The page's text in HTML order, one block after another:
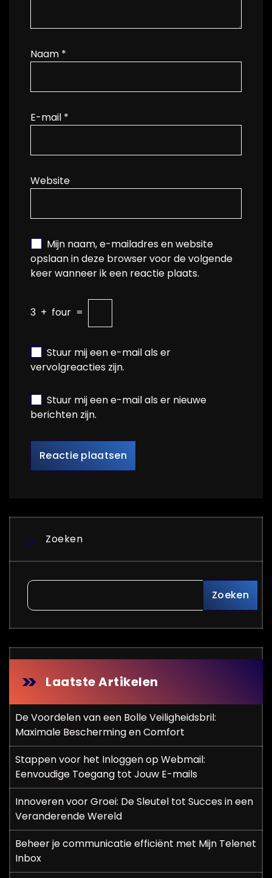
Naam *
E-mail *
Website
Mijn naam, e-mailadres en website
opslaan in deze browser voor de volgende
keer wanneer ik een reactie plaats.
3 + four =
Stuur mij een e-mail als er
vervolgreacties zijn.
Stuur mij een e-mail als er nieuwe
berichten zijn.
Zoeken
Zoeken
Laatste Artikelen
De Voordelen van een Bolle Veiligheidsbril:
Maximale Bescherming en Comfort
Stappen voor het Inloggen op Webmail:
Eenvoudige Toegang tot Jouw E-mails
Innoveren voor Groei: De Sleutel tot Succes in een
Veranderende Wereld
Beheer je communicatie efficiënt met Mijn Telenet
Inbox